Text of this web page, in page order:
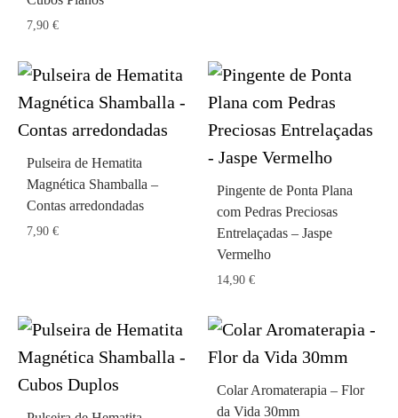
7,90 €
Pulseira de Hematita
Magnética Shamballa –
Contas arredondadas
7,90 €
Pingente de Ponta Plana
com Pedras Preciosas
Entrelaçadas – Jaspe
Vermelho
14,90 €
Colar Aromaterapia – Flor
da Vida 30mm